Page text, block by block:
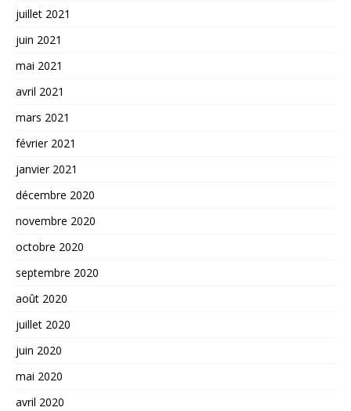
juillet 2021
juin 2021
mai 2021
avril 2021
mars 2021
février 2021
janvier 2021
décembre 2020
novembre 2020
octobre 2020
septembre 2020
août 2020
juillet 2020
juin 2020
mai 2020
avril 2020